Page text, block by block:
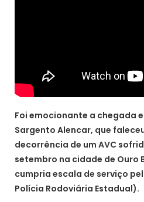
Foi emocionante a chegada
Sargento Alencar, que
decorrência de um AVC
setembro na cidade de Ouro
cumpria escala de serviço
Polícia Rodoviária Estadual).